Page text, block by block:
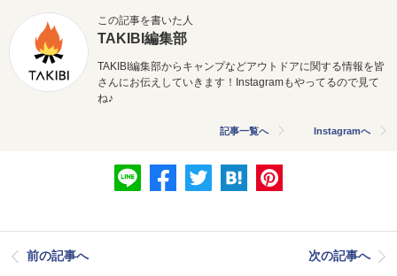
この記事を書いた人
TAKIBI編集部
TAKIBI編集部からキャンプなどアウトドアに関する情報を皆
さんにお伝えしていきます！Instagramもやってるので見て
ね♪
記事一覧へ Instagramへ
前の記事へ 次の記事へ